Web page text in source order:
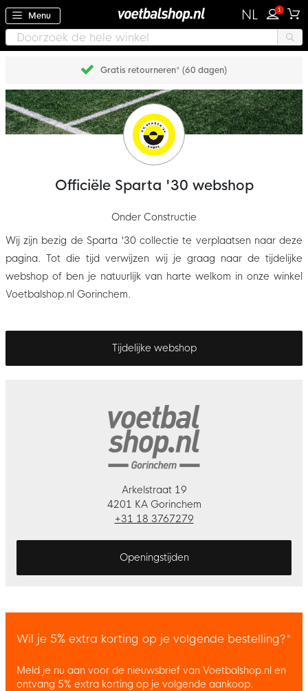
Menu NL 1
Gratis retourneren* (60 dagen)
Officiële Sparta '30 webshop
Onder Constructie
Wij zijn bezig de Sparta '30 collectie te verplaatsen naar deze
pagina. Tot die tijd verwijzen wij je graag naar de tijdelijke
webshop of ben je natuurlijk van harte welkom in onze winkel
Voetbalshop.nl Gorinchem.
Tijdelijke webshop
Arkelstraat 19
4201 KA Gorinchem
+31 18 3767279
Openingstijden
Wil je 5% extra korting op je volgende bestelling?*
Meld je nu aan voor de nieuwsbrief van Voetbalshop.nl en
ontvang 5% extra korting op je volgende aankoop.